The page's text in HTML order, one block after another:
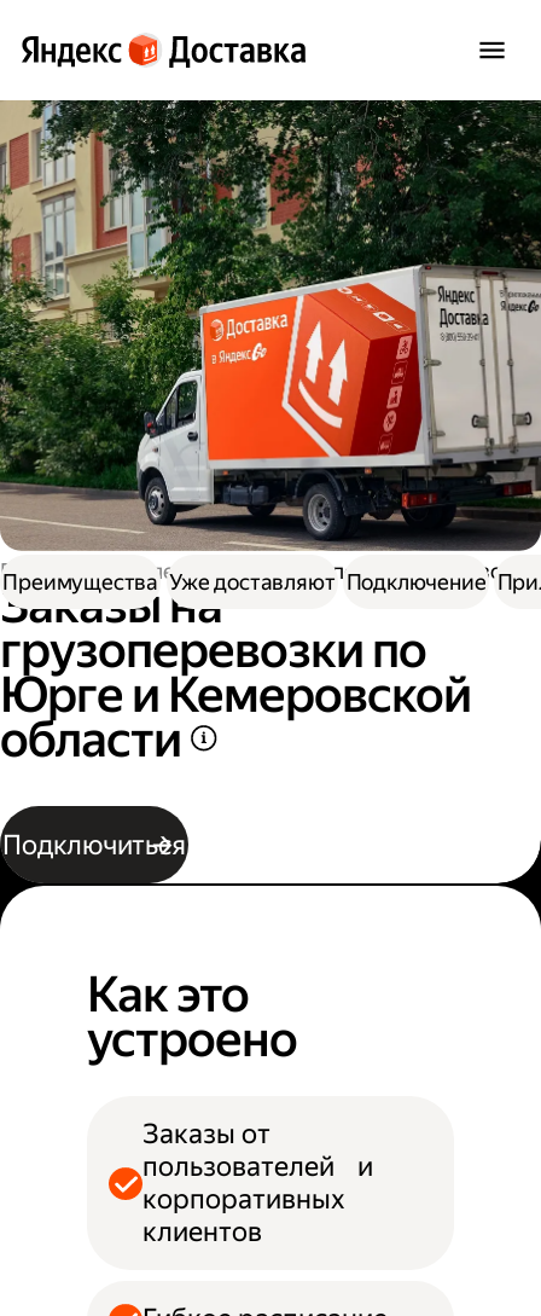
Работа водителем Заказы на перевозку грузов
Заказы на
грузоперевозки по
Юрге и Кемеровской
области
Подключиться
Преимущества Уже доставляют Подключение
Как это
устроено
Заказы от
пользователей и
корпоративных
клиентов